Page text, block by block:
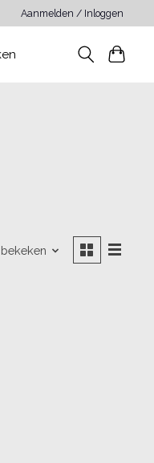
Aanmelden / Inloggen